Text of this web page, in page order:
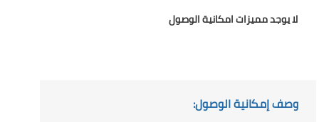
لا يوجد مميزات امكانية الوصول
وصف إمكانية الوصول: